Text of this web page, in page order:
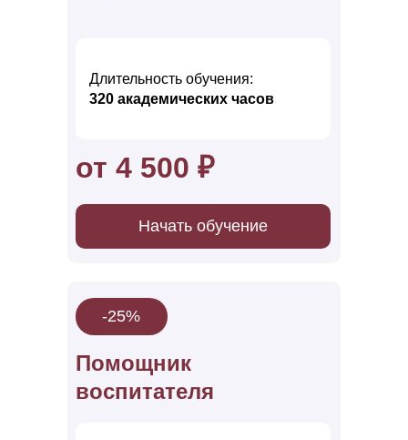
Длительность обучения:
320 акад емических часов
от 4 500 ₽
Начать обучение
Помощник
воспит ателя
-25%